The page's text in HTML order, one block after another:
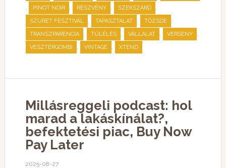
, PINOT NOIR , RÉSZVÉNY , SZEKSZÁRD ,
SZÜRET FESZTIVÁL , TAPASZTALAT , TŐZSDE ,
TRANSZPARENCIA , TÚLÉLÉS , VÁLLALAT , VERSENY ,
VESZTERGOMBI , VINTAGE , XTEND
Millásreggeli podcast: hol
marad a lakáskínálat?,
befektetési piac, Buy Now
Pay Later
2025-08-27